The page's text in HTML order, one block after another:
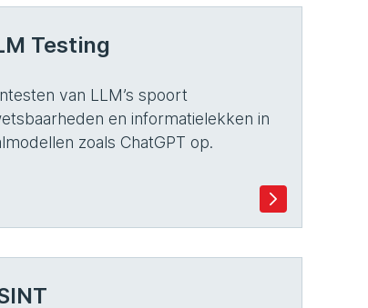
Testing
van LLM’s spoort
en informatielekken in
zoals ChatGPT op.